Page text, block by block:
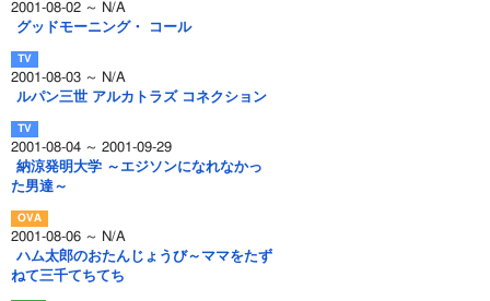
2001-08-02 ～ N/A
グッドモーニング・ コール
2001-08-03 ～ N/A
ルパン三世 アルカトラズ コネクション
2001-08-04 ～ 2001-09-29
納涼発明大学 ～エジソンになれなかっ
た男達～
2001-08-06 ～ N/A
ハム太郎のおたんじょうび～ママをたず
ねて三千てちてち